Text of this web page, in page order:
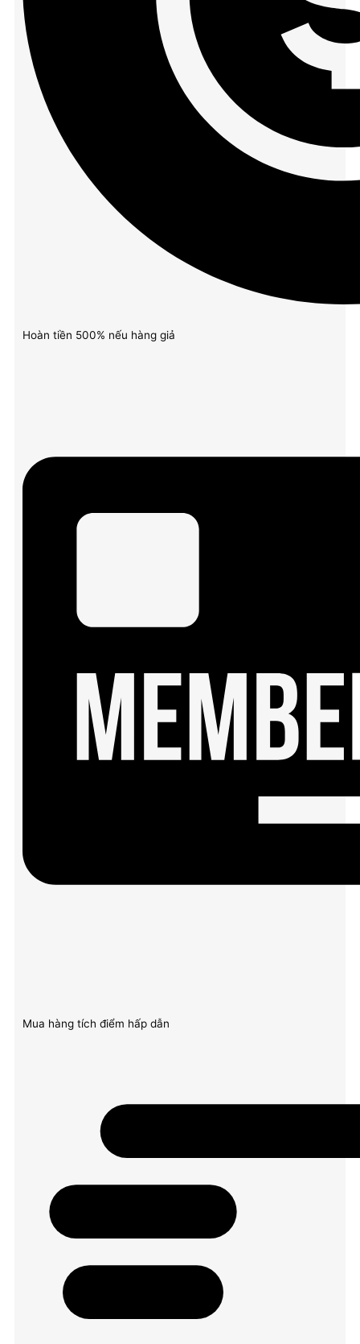
Hoàn tiền 500% nếu hàng giả
Mua hàng tích điểm hấp dẫn